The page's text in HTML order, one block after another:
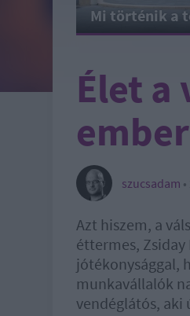
Mi történik a
Élet a
szucsadam •
Azt hiszem, a
éttermes,
jótékonysággal,
munkavállalók
vendéglátós, aki